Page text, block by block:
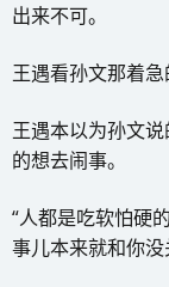
出来不可。
王遇看孙文那着急
王遇本以为孙文
的想去闹事。
“人都是吃软怕硬
事儿本来就和你没